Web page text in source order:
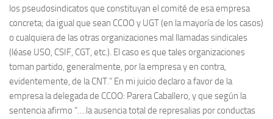
los pseudosindicatos que constituyan el comité de esa empresa
concreta; da igual que sean CCOO y UGT (en la mayoría de los casos)
o cualquiera de las otras organiza­ciones mal llama­das sindicales
(léase USO, CSIF, CGT, etc.). El caso es que tales organiza­ciones
toman partido, general­mente, por la empresa y en contra,
evidente­mente, de la CNT.” En mi juicio declaro a favor de la
empresa la delegada de CCOO: Parera Caballero, y que según la
sentencia afirmo “….la ausencia total de represalias por conductas